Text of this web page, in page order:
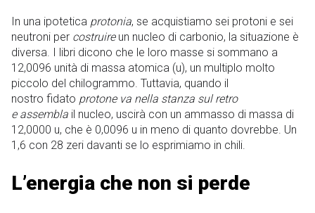
In una ipotetica protonia, se acquistiamo sei protoni e sei
neutroni per costruireun nucleo di carbonio, la situazione è
diversa. I libri dicono che le loro masse si sommano a
12,0096 unità di massa atomica (u), un multiplo molto
piccolo del chilogrammo. Tuttavia, quando il
nostro fidato protone va nella stanza sul retro
e assembla il nucleo, uscirà con un ammasso di massa di
12,0000 u, che è 0,0096 u in meno di quanto dovrebbe. Un
1,6 con 28 zeri davanti se lo esprimiamo in chili.
L’energia che non si perde